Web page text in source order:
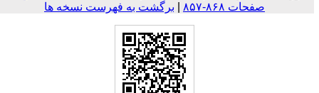
صفحات ۸۶۸-۸۵۷
| برگشت به فهرست نسخه ها